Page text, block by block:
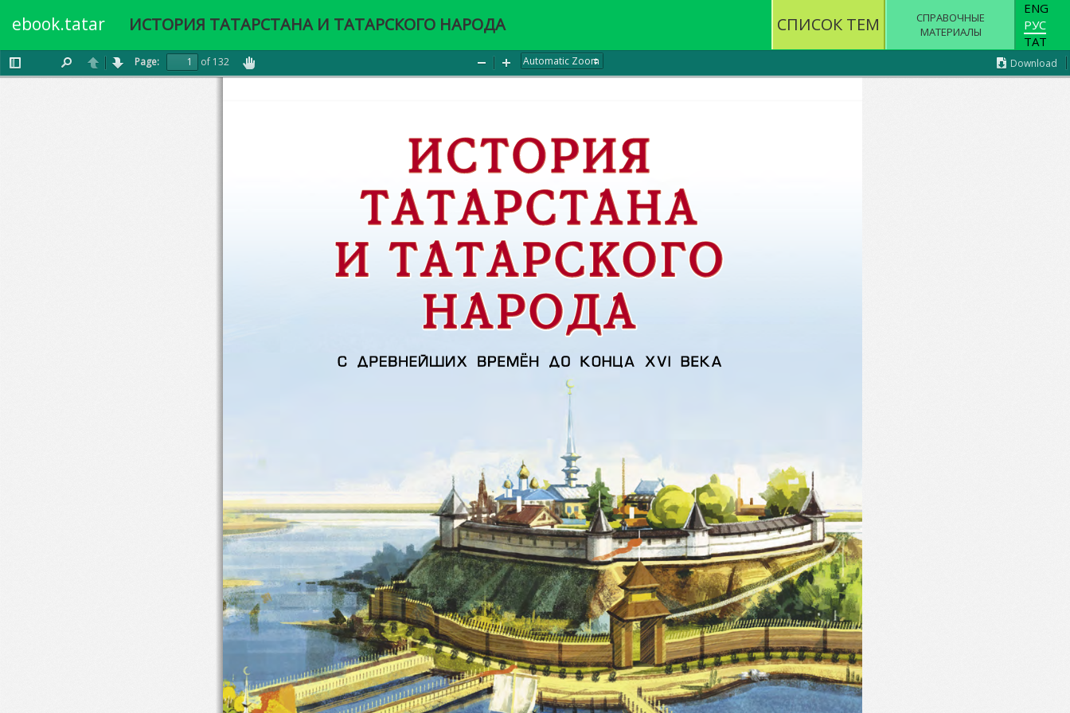
ebook.tatar ИСТОРИЯ ТАТАРСТАНА И ТАТАРСКОГО НАРОДА СПИСОК ТЕМ
СПРАВОЧНЫЕ
МАТЕРИАЛЫ
ENG
РУС
ТАТ
Toggle
PreviousNext
Page: of 132
Enable
Download
ZoomZoom